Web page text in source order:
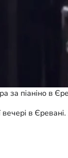
за піаніно в
в